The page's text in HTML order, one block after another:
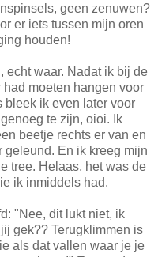
geen zenuwen?
er iets tussen mijn oren
houden!
echt waar. Nadat ik bij de
moeten hangen voor
bleek ik even later voor
te zijn, oioi. Ik
beetje rechts er van en
geleund. En ik kreeg mijn
tree. Helaas, het was de
ik inmiddels had.
"Nee, dit lukt niet, ik
gek?? Terugklimmen is
als dat vallen waar je je